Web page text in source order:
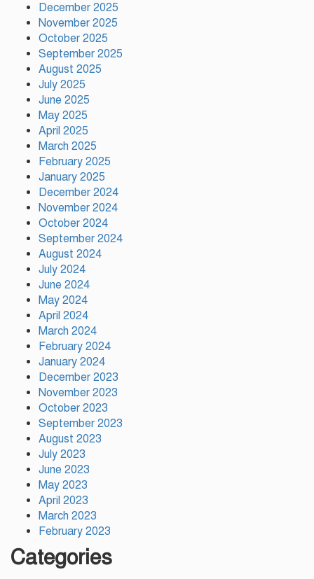
রাজবাড়ীতে স্টার্লিং সাবমেশিনগানসহ
দুই অস্ত্রধারী গ্রেপ্তার, ৩৪ রাউন্ড গুলি
December 2025
November 2025
October 2025
September 2025
August 2025
July 2025
June 2025
May 2025
April 2025
March 2025
February 2025
January 2025
December 2024
November 2024
October 2024
September 2024
August 2024
July 2024
June 2024
May 2024
April 2024
March 2024
February 2024
January 2024
December 2023
November 2023
October 2023
September 2023
August 2023
July 2023
June 2023
May 2023
April 2023
March 2023
February 2023
Categories